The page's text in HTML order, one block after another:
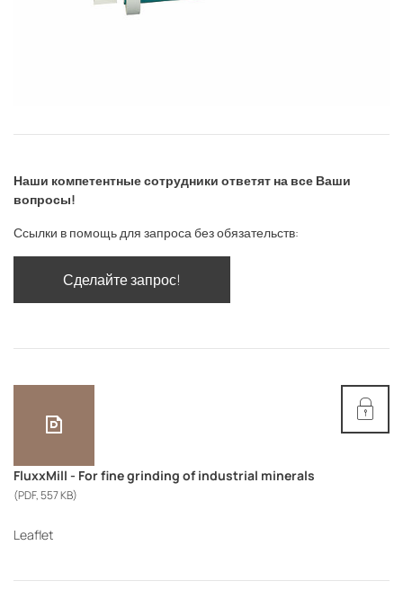
Наши компетентные сотрудники ответят на все Ваши
вопросы!
Ссылки в помощь для запроса без обязательств:
Сделайте запрос!
FluxxMill - For fine grinding of industrial minerals
(PDF, 557 KB)
Leaflet